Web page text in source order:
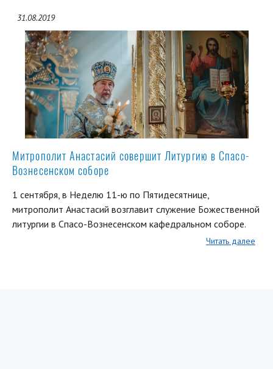
31.08.2019
Митрополит Анастасий совершит Литургию в Спасо-
Вознесенском соборе
1 сентября, в Неделю 11-ю по Пятидесятнице,
митрополит Анастасий возглавит служение Божественной
литургии в Спасо-Вознесенском кафедральном соборе.
Читать далее